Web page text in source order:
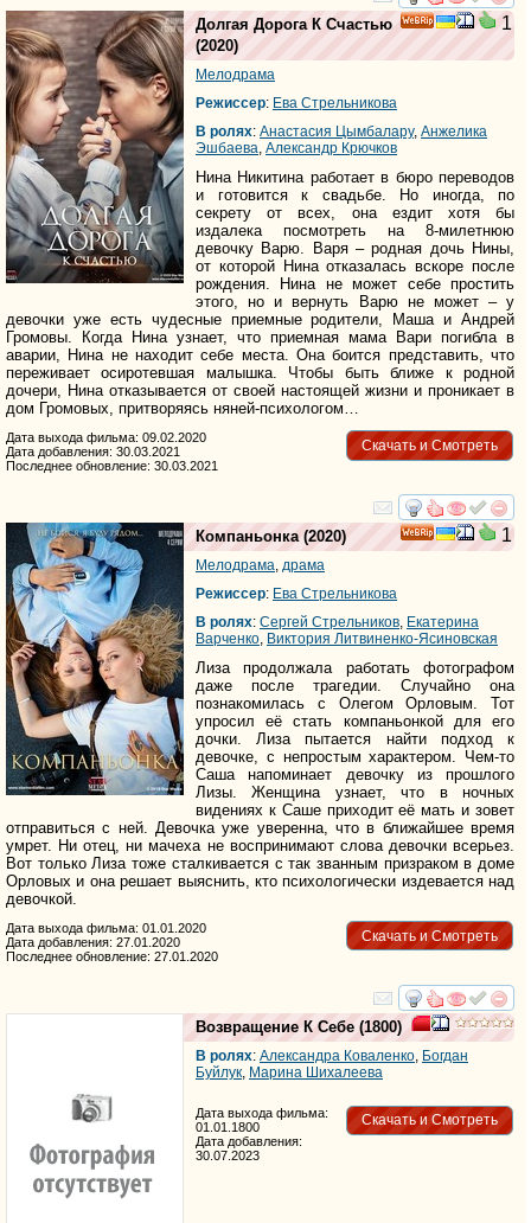
смотреть
1
Долгая Дорога К Счастью
(2020)
Мелодрама
Режиссер: Ева Стрельникова
В ролях: Анастасия Цымбалару, Анжелика
Эшбаева, Александр Крючков
Нина Никитина работает в бюро переводов
и готовится к свадьбе. Но иногда, по
секрету от всех, она ездит хотя бы
издалека посмотреть на 8-милетнюю
девочку Варю. Варя – родная дочь Нины,
от которой Нина отказалась вскоре после
рождения. Нина не может себе простить
этого, но и вернуть Варю не может – у
девочки уже есть чудесные приемные родители, Маша и Андрей
Громовы. Когда Нина узнает, что приемная мама Вари погибла в
аварии, Нина не находит себе места. Она боится представить, что
переживает осиротевшая малышка. Чтобы быть ближе к родной
дочери, Нина отказывается от своей настоящей жизни и проникает в
дом Громовых, притворяясь няней-психологом…
Скачать и Смотреть
Дата выхода фильма: 09.02.2020
Дата добавления: 30.03.2021
Последнее обновление: 30.03.2021
смотреть
1
Компаньонка (2020)
Мелодрама, драма
Режиссер: Ева Стрельникова
В ролях: Сергей Стрельников, Екатерина
Варченко, Виктория Литвиненко-Ясиновская
Лиза продолжала работать фотографом
даже после трагедии. Случайно она
познакомилась с Олегом Орловым. Тот
упросил её стать компаньонкой для его
дочки. Лиза пытается найти подход к
девочке, с непростым характером. Чем-то
Саша напоминает девочку из прошлого
Лизы. Женщина узнает, что в ночных
видениях к Саше приходит её мать и зовет
отправиться с ней. Девочка уже уверенна, что в ближайшее время
умрет. Ни отец, ни мачеха не воспринимают слова девочки всерьез.
Вот только Лиза тоже сталкивается с так званным призраком в доме
Орловых и она решает выяснить, кто психологически издевается над
девочкой.
Скачать и Смотреть
Дата выхода фильма: 01.01.2020
Дата добавления: 27.01.2020
Последнее обновление: 27.01.2020
смотреть
Возвращение К Себе (1800)
В ролях: Александра Коваленко Богдан
Буйлук Марина Шихалеева
Скачать и Смотреть
Дата выхода фильма:
01.01.1800
Дата добавления:
30.07.2023